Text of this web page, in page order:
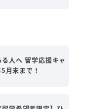
人へ 留学応援キャ
月末まで！